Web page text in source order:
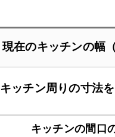
現在のキッチンの幅
キッチン周りの寸法
キッチンの間口